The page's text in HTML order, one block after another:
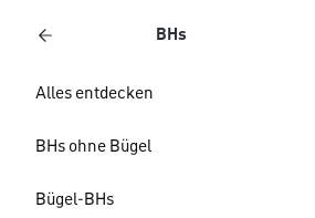
BHs
Alles entdecken
BHs ohne Bügel
Bügel-BHs